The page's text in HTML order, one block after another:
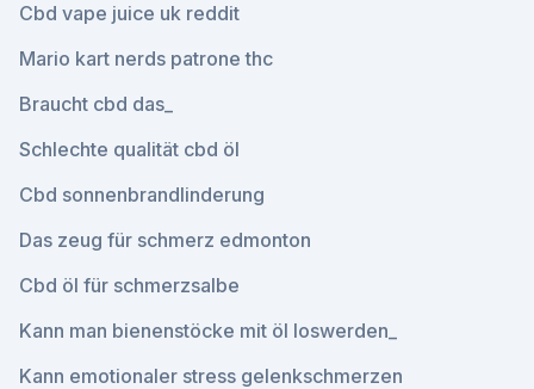
Cbd vape juice uk reddit
Mario kart nerds patrone thc
Braucht cbd das_
Schlechte qualität cbd öl
Cbd sonnenbrandlinderung
Das zeug für schmerz edmonton
Cbd öl für schmerzsalbe
Kann man bienenstöcke mit öl loswerden_
Kann emotionaler stress gelenkschmerzen